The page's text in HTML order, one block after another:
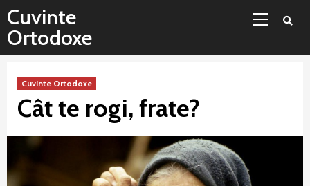
Sari
conținut
Cuvinte
Ortodoxe
Cuvinte Ortodoxe
Cât te rogi, frate?